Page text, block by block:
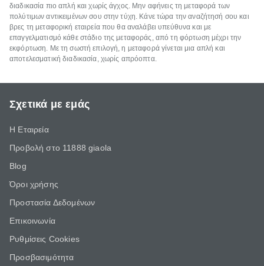
διαδικασία πιο απλή και χωρίς άγχος. Μην αφήνεις τη μεταφορά των
πολύτιμων αντικειμένων σου στην τύχη. Κάνε τώρα την αναζήτησή σου και
βρες τη μεταφορική εταιρεία που θα αναλάβει υπεύθυνα και με
επαγγελματισμό κάθε στάδιο της μεταφοράς, από τη φόρτωση μέχρι την
εκφόρτωση. Με τη σωστή επιλογή, η μεταφορά γίνεται μια απλή και
αποτελεσματική διαδικασία, χωρίς απρόοπτα.
Σχετικά με εμάς
Η Εταιρεία
Προβολή στο 11888 giaola
Blog
Όροι χρήσης
Προστασία Δεδομένων
Επικοινωνία
Ρυθμίσεις Cookies
Προσβασιμότητα